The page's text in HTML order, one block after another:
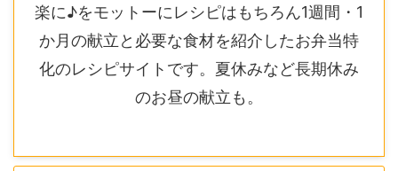
楽に♪をモットーにレシピはもちろん1週間・1
か月の献立と必要な食材を紹介したお弁当特
化のレシピサイトです。夏休みなど長期休み
のお昼の献立も。